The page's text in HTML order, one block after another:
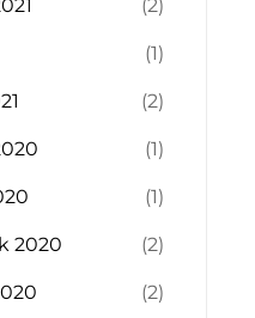
(2)
(1)
(2)
(1)
(1)
2020 (2)
(2)